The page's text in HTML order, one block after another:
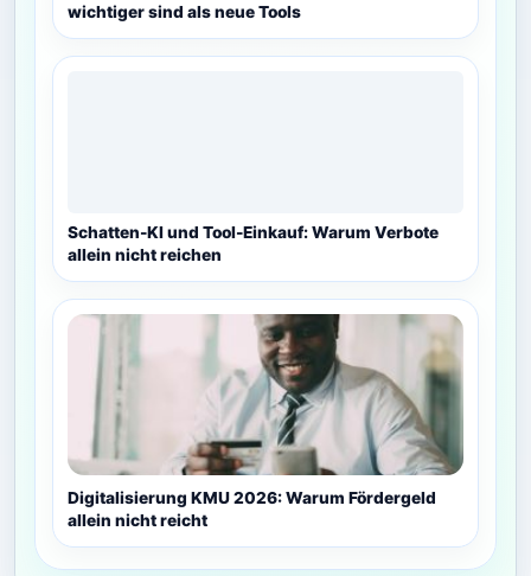
wichtiger sind als neue Tools
Schatten-KI und Tool-Einkauf: Warum Verbote
allein nicht reichen
Digitalisierung KMU 2026: Warum Fördergeld
allein nicht reicht